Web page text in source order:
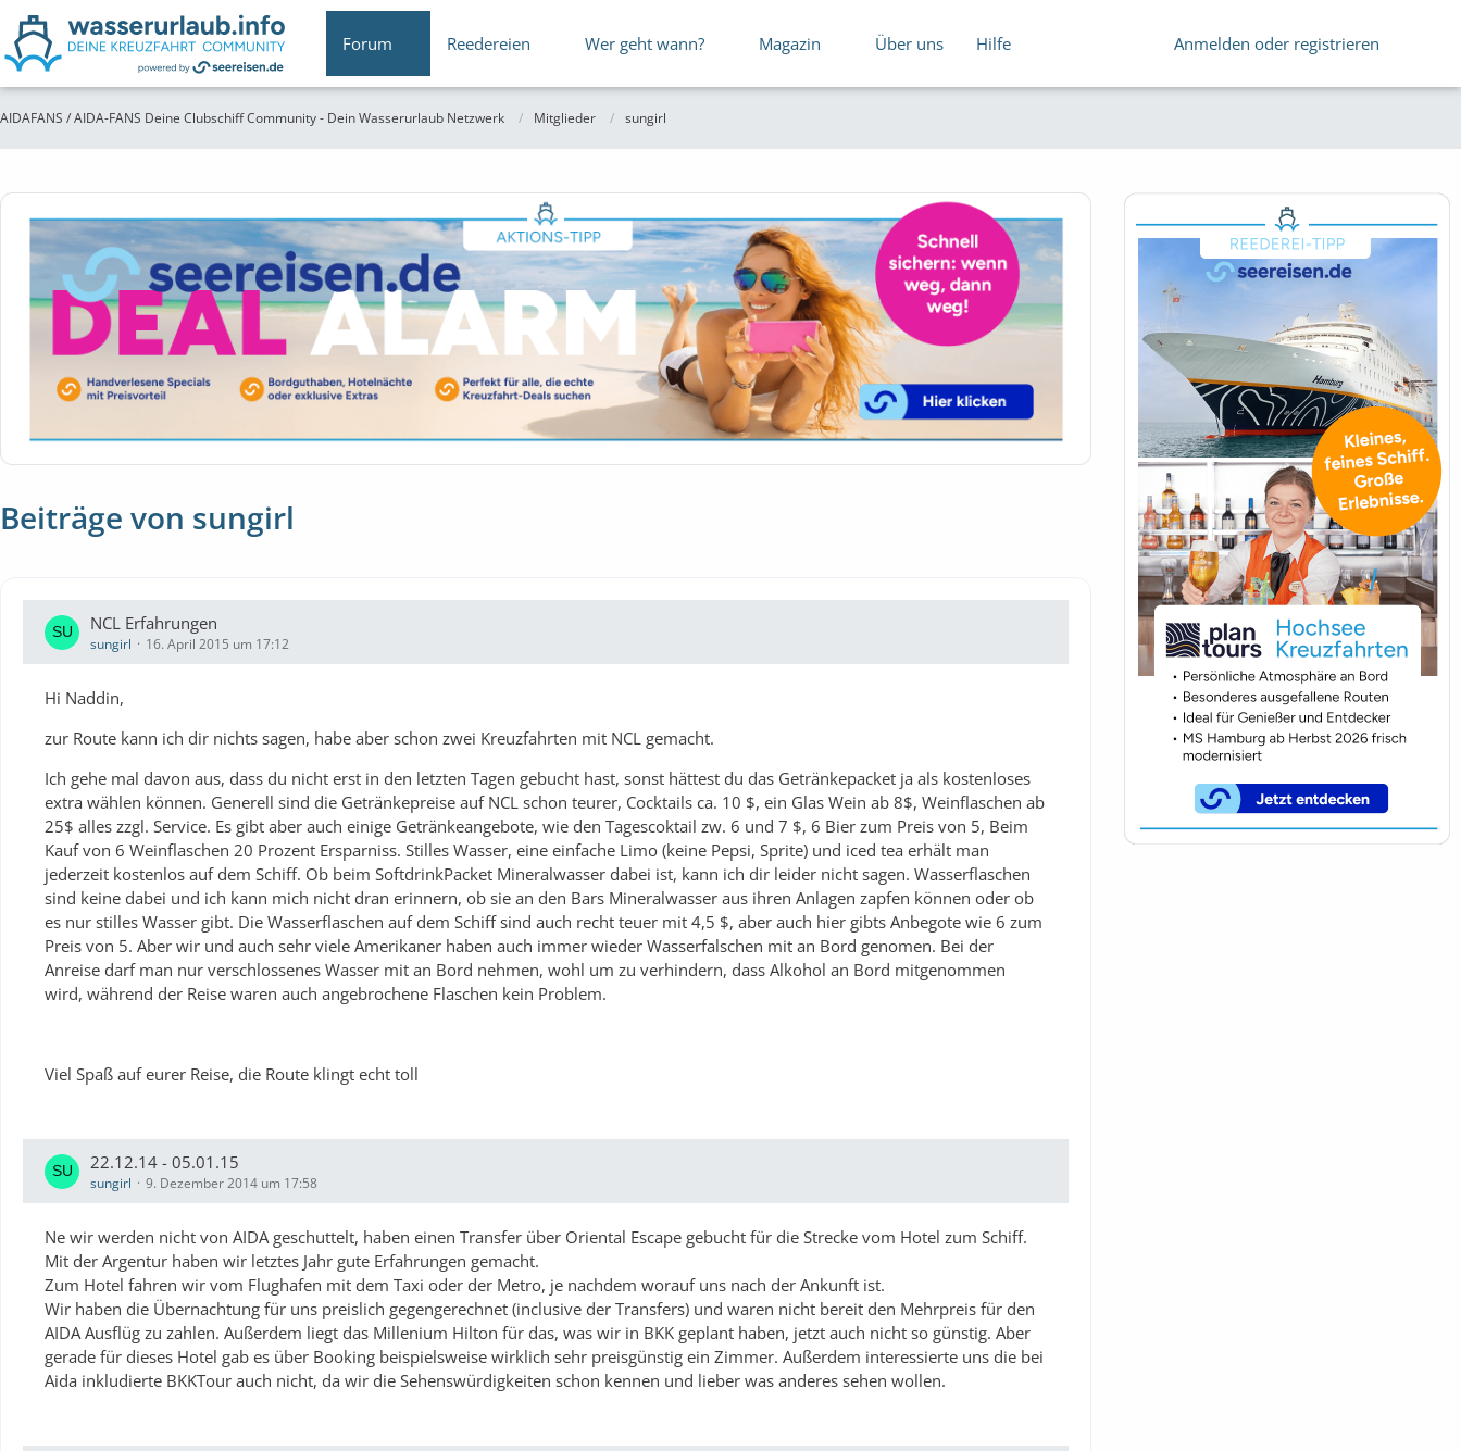
Forum Reedereien Wer geht wann? Magazin Über uns Hilfe Anmelden oder registrieren
AIDAFANS / AIDA-FANS Deine Clubschiff Community - Dein Wasserurlaub Netzwerk Mitglieder sungirl
Beiträge von sungirl
NCL Erfahrungen
sungirl 16. April 2015 um 17:12
Hi Naddin,
zur Route kann ich dir nichts sagen, habe aber schon zwei Kreuzfahrten mit NCL gemacht.
Ich gehe mal davon aus, dass du nicht erst in den letzten Tagen gebucht hast, sonst hättest du das Getränkepacket ja als kostenloses
extra wählen können. Generell sind die Getränkepreise auf NCL schon teurer, Cocktails ca. 10 $, ein Glas Wein ab 8$, Weinflaschen ab
25$ alles zzgl. Service. Es gibt aber auch einige Getränkeangebote, wie den Tagescoktail zw. 6 und 7 $, 6 Bier zum Preis von 5, Beim
Kauf von 6 Weinflaschen 20 Prozent Ersparniss. Stilles Wasser, eine einfache Limo (keine Pepsi, Sprite) und iced tea erhält man
jederzeit kostenlos auf dem Schiff. Ob beim SoftdrinkPacket Mineralwasser dabei ist, kann ich dir leider nicht sagen. Wasserflaschen
sind keine dabei und ich kann mich nicht dran erinnern, ob sie an den Bars Mineralwasser aus ihren Anlagen zapfen können oder ob
es nur stilles Wasser gibt. Die Wasserflaschen auf dem Schiff sind auch recht teuer mit 4,5 $, aber auch hier gibts Anbegote wie 6 zum
Preis von 5. Aber wir und auch sehr viele Amerikaner haben auch immer wieder Wasserfalschen mit an Bord genomen. Bei der
Anreise darf man nur verschlossenes Wasser mit an Bord nehmen, wohl um zu verhindern, dass Alkohol an Bord mitgenommen
wird, während der Reise waren auch angebrochene Flaschen kein Problem.
Viel Spaß auf eurer Reise, die Route klingt echt toll
22.12.14 - 05.01.15
sungirl 9. Dezember 2014 um 17:58
Ne wir werden nicht von AIDA geschuttelt, haben einen Transfer über Oriental Escape gebucht für die Strecke vom Hotel zum Schiff.
Mit der Argentur haben wir letztes Jahr gute Erfahrungen gemacht.
Zum Hotel fahren wir vom Flughafen mit dem Taxi oder der Metro, je nachdem worauf uns nach der Ankunft ist.
Wir haben die Übernachtung für uns preislich gegengerechnet (inclusive der Transfers) und waren nicht bereit den Mehrpreis für den
AIDA Ausflüg zu zahlen. Außerdem liegt das Millenium Hilton für das, was wir in BKK geplant haben, jetzt auch nicht so günstig. Aber
gerade für dieses Hotel gab es über Booking beispielsweise wirklich sehr preisgünstig ein Zimmer. Außerdem interessierte uns die bei
Aida inkludierte BKKTour auch nicht, da wir die Sehenswürdigkeiten schon kennen und lieber was anderes sehen wollen.